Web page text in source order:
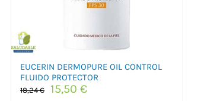
EUCERIN DERMOPURE OIL CONTROL
FLUIDO PROTECTOR
18,24€
El
15,50 €El